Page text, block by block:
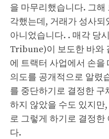
을 마무리했습니다. 그
각했는데, 거래가 성사되
아니었습니다. . 매각 당
Tribune)이 보도한 바와
에 트랙터 사업에서 손
의도를 공개적으로 알렸
를 중단하기로 결정한
하지 않았을 수도 있지
로 그렇게 하기로 결정한
다.